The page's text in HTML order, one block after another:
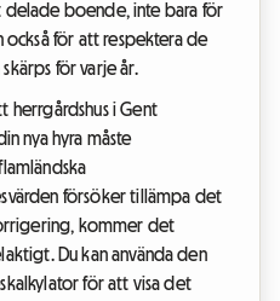
delade boende, inte bara för
också för att respektera de
för varje år.
herrgårdshus i Gent
nya hyra måste
försöker tillämpa det
kommer det
Du kan använda den
för att visa det